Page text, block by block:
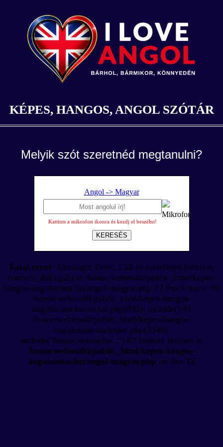
KÉPES, HANGOS, ANGOL SZÓTÁR
Melyik szót szeretnéd megtanulni?
Angol -> Magyar
Kattints a mikrofon ikonra és kezdj el beszélni!
KERESÉS
Fatal error: Uncaught Error: Call to undefined function
connect_dbEng2() in /home/webmulti/public_html/kepes-
hangos-angolszotar.hu/angol-magyar.php:12 Stack trace: #0
/home/webmulti/public_html/kepes-hangos-
angolszotar.hu/szotar.php(892): include() #1
/home/webmulti/public_html/kepes-hangos-
angolszotar.hu/index.php(2349):
include('/home/webmulti/...') #2 {main} thrown in
/home/webmulti/public_html/kepes-hangos-
angolszotar.hu/angol-magyar.php on line 12